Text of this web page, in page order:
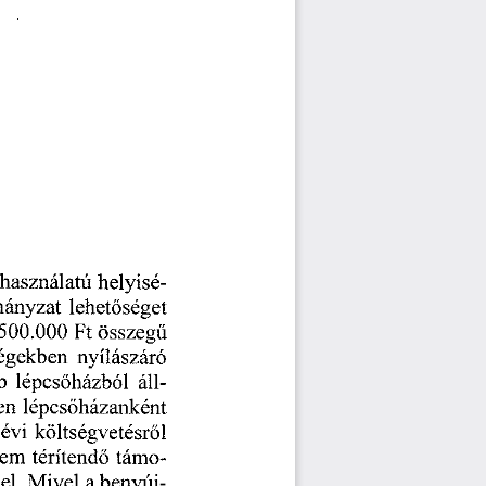
használatú helyisé
lehetőséget
Ft összegű
nyílászáró
lépcsöházból áll
lépcsöházanként
évi költségvetésről
térítendő támo